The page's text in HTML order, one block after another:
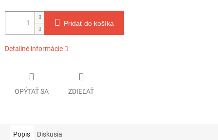
Pridať do košíka
Detailné informácie
OPÝTAŤ SA ZDIEĽAŤ
Popis Diskusia